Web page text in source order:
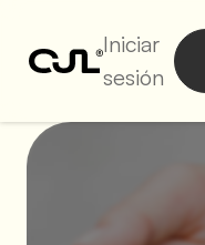
Iniciar
sesión